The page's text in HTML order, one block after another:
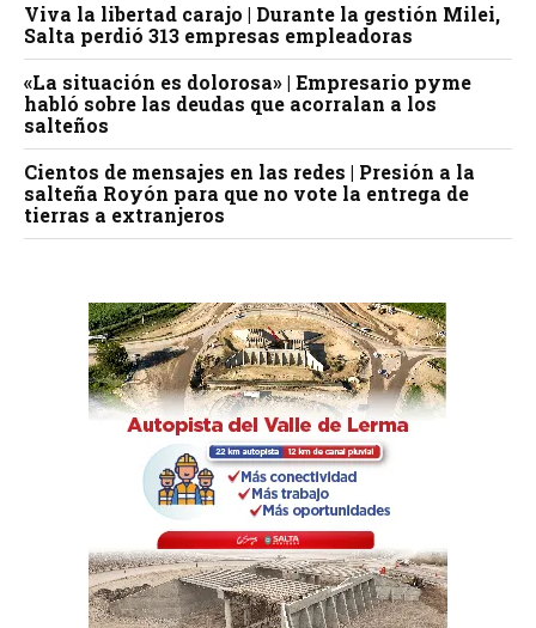
Viva la libertad carajo | Durante la gestión Milei,
Salta perdió 313 empresas empleadoras
«La situación es dolorosa» | Empresario pyme
habló sobre las deudas que acorralan a los
salteños
Cientos de mensajes en las redes | Presión a la
salteña Royón para que no vote la entrega de
tierras a extranjeros